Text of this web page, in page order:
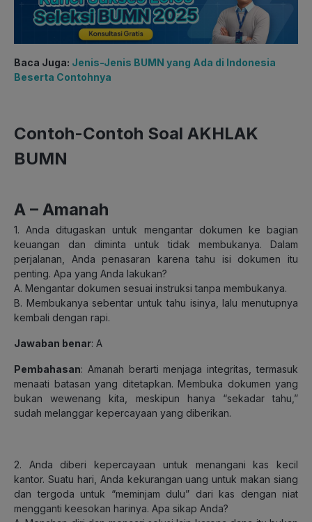
Baca Juga: Jenis-Jenis BUMN yang Ada di Indonesia
Beserta Contohnya
Contoh-Contoh Soal AKHLAK
BUMN
A – Amanah
1. Anda ditugaskan untuk mengantar dokumen ke bagian
keuangan dan diminta untuk tidak membukanya. Dalam
perjalanan, Anda penasaran karena tahu isi dokumen itu
penting. Apa yang Anda lakukan?
A. Mengantar dokumen sesuai instruksi tanpa membukanya.
B. Membukanya sebentar untuk tahu isinya, lalu menutupnya
kembali dengan rapi.
Jawaban benar: A
Pembahasan: Amanah berarti menjaga integritas, termasuk
menaati batasan yang ditetapkan. Membuka dokumen yang
bukan wewenang kita, meskipun hanya “sekadar tahu,”
sudah melanggar kepercayaan yang diberikan.
2. Anda diberi kepercayaan untuk menangani kas kecil
kantor. Suatu hari, Anda kekurangan uang untuk makan siang
dan tergoda untuk “meminjam dulu” dari kas dengan niat
mengganti keesokan harinya. Apa sikap Anda?